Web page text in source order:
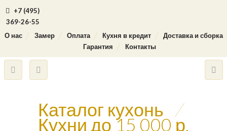
+7 (495)
369-26-55
О нас
Замер Оплата Кухня в кредит
Доставка и сборка
Гарантия
Контакты
Каталог кухонь /
Кухни до 15 000 р,